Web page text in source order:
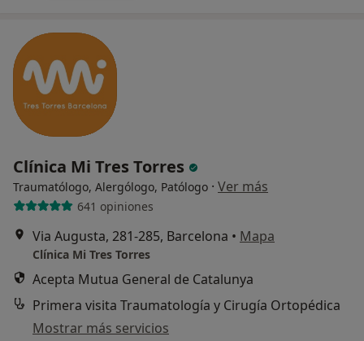
Clínica Mi Tres Torres
Traumatólogo, Alergólogo, Patólogo · Ver más
641 opiniones
Via Augusta, 281-285, Barcelona • Mapa
Clínica Mi Tres Torres
Acepta Mutua General de Catalunya
Primera visita Traumatología y Cirugía Ortopédica
Mostrar más servicios